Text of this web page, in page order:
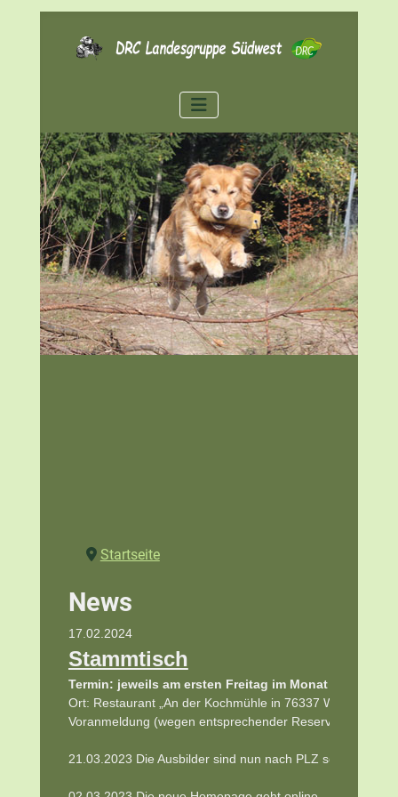
Startseite
News
17.02.2024
Stammtisch
Termin: jeweils am ersten Freitag im Monat
Ort: Restaurant „An der Kochmühle in 76337 Waldbronn-
Voranmeldung (wegen entsprechender Reservierung)
21.03.2023 Die Ausbilder sind nun nach PLZ sortiert